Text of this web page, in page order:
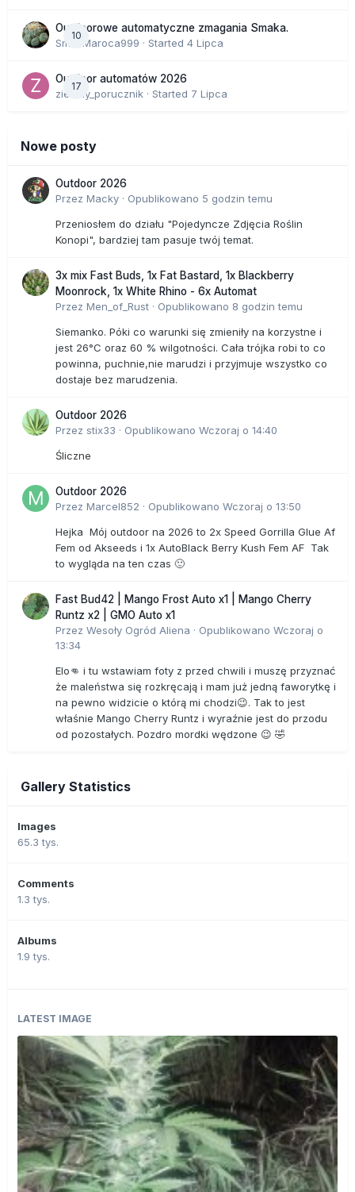
10
Outdoorowe automatyczne zmagania Smaka.
SmakMaroca999 · Started 4 Lipca
17
Outdoor automatów 2026
zielony_porucznik · Started 7 Lipca
Nowe posty
Outdoor 2026
Przez Macky · Opublikowano 5 godzin temu
Przeniosłem do działu "Pojedyncze Zdjęcia Roślin
Konopi", bardziej tam pasuje twój temat.
3x mix Fast Buds, 1x Fat Bastard, 1x Blackberry
Moonrock, 1x White Rhino - 6x Automat
Przez Men_of_Rust · Opublikowano 8 godzin temu
Siemanko. Póki co warunki się zmieniły na korzystne i
jest 26°C oraz 60 % wilgotności. Cała trójka robi to co
powinna, puchnie,nie marudzi i przyjmuje wszystko co
dostaje bez marudzenia.
Outdoor 2026
Przez stix33 · Opublikowano Wczoraj o 14:40
Śliczne
Outdoor 2026
Przez Marcel852 · Opublikowano Wczoraj o 13:50
Hejka Mój outdoor na 2026 to 2x Speed Gorrilla Glue Af
Fem od Akseeds i 1x AutoBlack Berry Kush Fem AF Tak
to wygląda na ten czas 🙂
Fast Bud42 | Mango Frost Auto x1 | Mango Cherry
Runtz x2 | GMO Auto x1
Przez Wesoły Ogród Aliena · Opublikowano Wczoraj o
13:34
Elo👊 i tu wstawiam foty z przed chwili i muszę przyznać
że maleństwa się rozkręcają i mam już jedną faworytkę i
na pewno widzicie o którą mi chodzi😉. Tak to jest
właśnie Mango Cherry Runtz i wyraźnie jest do przodu
od pozostałych. Pozdro mordki wędzone 😉 🤣
Gallery Statistics
Images
65.3 tys.
Comments
1.3 tys.
Albums
1.9 tys.
LATEST IMAGE